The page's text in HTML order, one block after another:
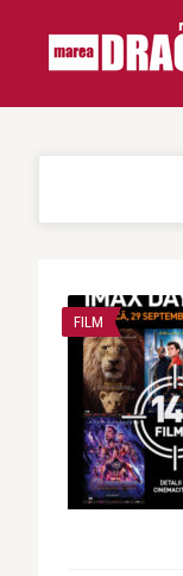
FILM